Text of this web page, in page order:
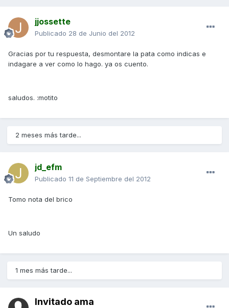
jjossette
Publicado 28 de Junio del 2012
Gracias por tu respuesta, desmontare la pata como indicas e
indagare a ver como lo hago. ya os cuento.
saludos. :motito
2 meses más tarde...
jd_efm
Publicado 11 de Septiembre del 2012
Tomo nota del brico
Un saludo
1 mes más tarde...
Invitado ama